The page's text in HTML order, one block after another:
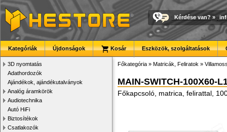
Kérdése van? »
Kategóriák Újdonságok Kosár Eszközök, szolgáltatások
3D nyomtatás
Adathordozók
Ajándékok, ajándékutalványok
Analóg áramkörök
Audiotechnika
Autó HiFi
Biztosítékok
Csatlakozók
Főkategória » Matricák, Feliratok »
MAIN-SWITCH-100X60-
Főkapcsoló, matrica, felirattal,